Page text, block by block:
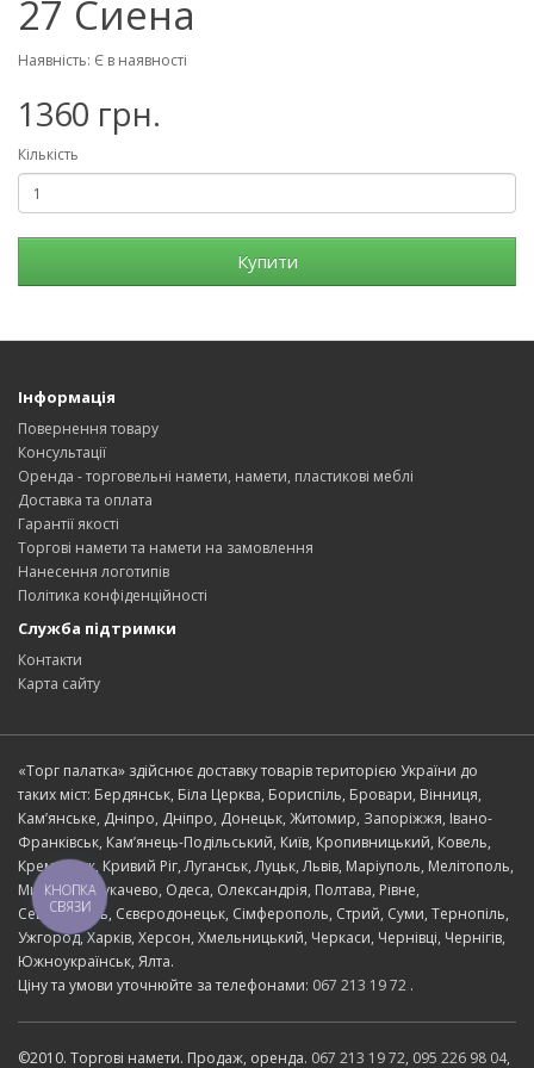
27 Сиена
Наявність: Є в наявності
1360 грн.
Кількість
Купити
Інформація
Повернення товару
Консультації
Оренда - торговельні намети, намети, пластикові меблі
Доставка та оплата
Гарантії якості
Торгові намети та намети на замовлення
Нанесення логотипів
Політика конфіденційності
Служба підтримки
Контакти
Карта сайту
«Торг палатка» здійснює доставку товарів територією України до
таких міст: Бердянськ, Біла Церква, Бориспіль, Бровари, Вінниця,
Кам’янське, Дніпро, Дніпро, Донецьк, Житомир, Запоріжжя, Івано-
Франківськ, Кам’янець-Подільський, Київ, Кропивницький, Ковель,
Кременчук, Кривий Ріг, Луганськ, Луцьк, Львів, Маріуполь, Мелітополь,
Миколаїв, Мукачево, Одеса, Олександрія, Полтава, Рівне,
Севастополь, Сєвєродонецьк, Сімферополь, Стрий, Суми, Тернопіль,
Ужгород, Харків, Херсон, Хмельницький, Черкаси, Чернівці, Чернігів,
Южноукраїнськ, Ялта.
Ціну та умови уточнюйте за телефонами: 067 213 19 72 .
©2010. Торгові намети. Продаж, оренда. 067 213 19 72, 095 226 98 04,
КНОПКА
СВЯЗИ